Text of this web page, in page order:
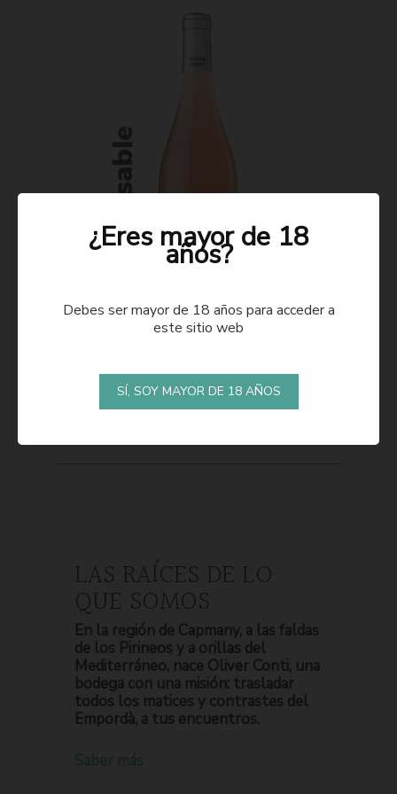
LAS RAÍCES DE LO
QUE SOMOS
En la región de Capmany, a las faldas
de los Pirineos y a orillas del
Mediterráneo, nace Oliver Conti, una
bodega con una misión: trasladar
todos los matices y contrastes del
Empordà, a tus encuentros.
¿Eres mayor de 18
años?
Debes ser mayor de 18 años para acceder a
este sitio web
SÍ, SOY MAYOR DE 18 AÑOS